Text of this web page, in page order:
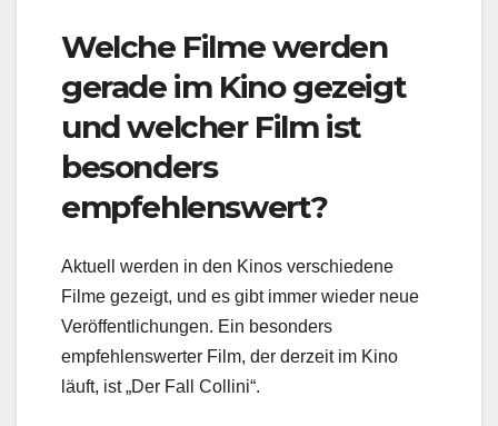
Welche Filme werden
gerade im Kino gezeigt
und welcher Film ist
besonders
empfehlenswert?
Aktuell werden in den Kinos verschiedene
Filme gezeigt, und es gibt immer wieder neue
Veröffentlichungen. Ein besonders
empfehlenswerter Film, der derzeit im Kino
läuft, ist „Der Fall Collini“.